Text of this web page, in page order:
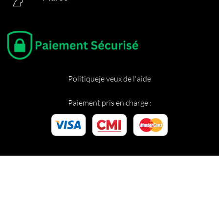
Paiement pris en charge :
Politiqueje veux de l'aide